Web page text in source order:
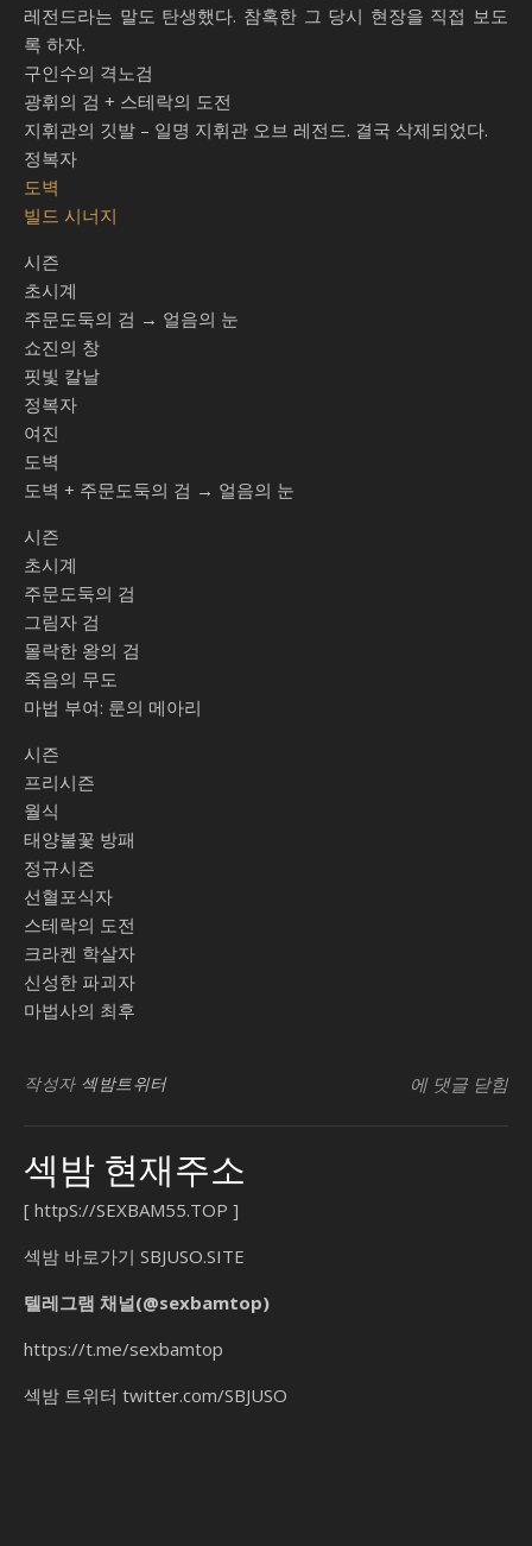
레전드라는 말도 탄생했다. 참혹한 그 당시 현장을 직접 보도
록 하자.
구인수의 격노검
광휘의 검 + 스테락의 도전
지휘관의 깃발 – 일명 지휘관 오브 레전드. 결국 삭제되었다.
정복자
도벽
빌드 시너지
시즌
초시계
주문도둑의 검 → 얼음의 눈
쇼진의 창
핏빛 칼날
정복자
여진
도벽
도벽 + 주문도둑의 검 → 얼음의 눈
시즌
초시계
주문도둑의 검
그림자 검
몰락한 왕의 검
죽음의 무도
마법 부여: 룬의 메아리
시즌
프리시즌
월식
태양불꽃 방패
정규시즌
선혈포식자
스테락의 도전
크라켄 학살자
신성한 파괴자
마법사의 최후
작성자 섹밤트위터 SB유흥지원센
에 댓글 닫힘
섹밤 현재주소
[ httpS://SEXBAM55.TOP ]
섹밤 바로가기 SBJUSO.SITE
텔레그램 채널(@sexbamtop)
https://t.me/sexbamtop
섹밤 트위터 twitter.com/SBJUSO